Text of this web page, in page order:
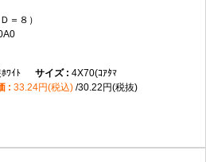
＝８）
ﾜｲﾄ
4X70(ｺｱﾀﾏ
33.24円(税込) 30.22円(税抜)